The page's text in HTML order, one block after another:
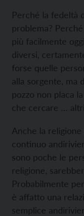
Perché la fedeltà
problema?
più facilmente
diversi,
forse quelle
alla sorgente, ma
pozzo non placa
che cercare …
Anche la
continuo
sono poche le
religione,
Probabilmente
è affatto una
semplice